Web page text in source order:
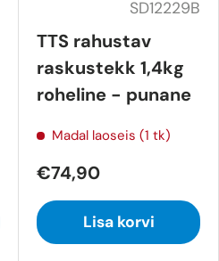
SD12229B
TTS rahustav
raskustekk 1,4kg
roheline - punane
Madal laoseis (1 tk)
€74,90
Lisa korvi